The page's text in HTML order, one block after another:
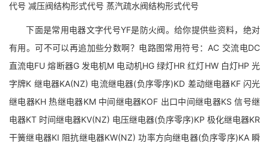
代号 减压阀结构形式代号 蒸汽疏水阀结构形式代号
下面是常用电器文字代号YF是防火阀。给你提供些资料，绝对
有用。可不可以再追加些分数啊？电路图常用符号：AC 交流电DC
直流电FU 熔断器G 发电机M 电动机HG 绿灯HR 红灯HW 白灯HP 光
字牌K 继电器KA(NZ) 电流继电器(负序零序)KD 差动继电器KF 闪光
继电器KH 热继电器KM 中间继电器KOF 出口中间继电器KS 信号继
电器KT 时间继电器KV(NZ) 电压继电器(负序零序)KP 极化继电器KR
干簧继电器KI 阻抗继电器KW(NZ) 功率方向继电器(负序零序)KA 瞬